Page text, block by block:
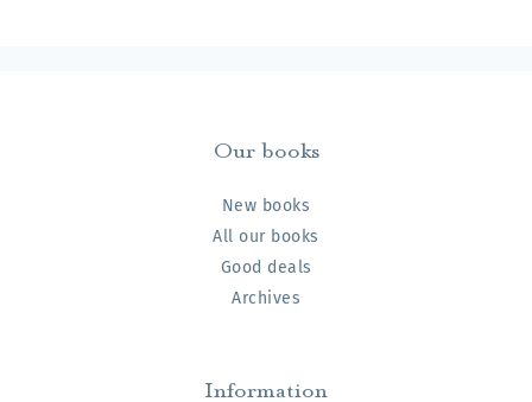
Our books
New books
All our books
Good deals
Archives
Information